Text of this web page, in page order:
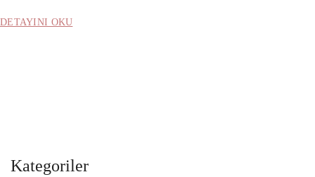
DETAYINI OKU
Kategoriler